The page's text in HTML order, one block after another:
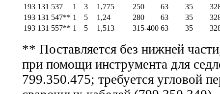
193 131 537
1 3 1,775 250 63 35
193 131 547** 1 5 1,24 280 63 35
193 131 557** 1 5 1,513 315-400 63 35
** Поставляется без нижней
при помощи инструмента для
799.350.475; требуется угловой